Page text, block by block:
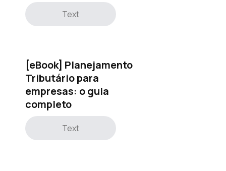
Text
[eBook] Planejamento
Tributário para
empresas: o guia
completo
Text